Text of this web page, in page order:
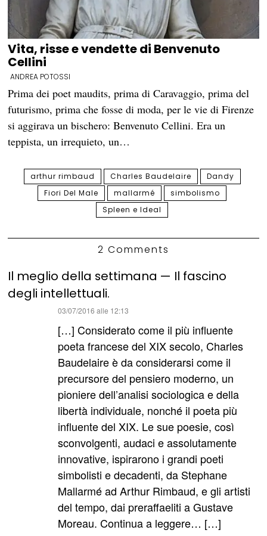
Vita, risse e vendette di Benvenuto
Cellini
ANDREA POTOSSI
Prima dei poet maudits, prima di Caravaggio, prima del
futurismo, prima che fosse di moda, per le vie di Firenze
si aggirava un bischero: Benvenuto Cellini. Era un
teppista, un irrequieto, un…
arthur rimbaud Charles Baudelaire
Dandy
Fiori Del Male
mallarmé
simbolismo
Spleen e Ideal
2 Comments
Il meglio della settimana — Il fascino
degli intellettuali.
03/07/2016 alle 12:13
[…] Considerato come il più influente
poeta francese del XIX secolo, Charles
Baudelaire è da considerarsi come il
precursore del pensiero moderno, un
pioniere dell’analisi sociologica e della
libertà individuale, nonché il poeta più
influente del XIX. Le sue poesie, così
sconvolgenti, audaci e assolutamente
innovative, ispirarono i grandi poeti
simbolisti e decadenti, da Stephane
Mallarmé ad Arthur Rimbaud, e gli artisti
del tempo, dai preraffaeliti a Gustave
Moreau. Continua a leggere… […]